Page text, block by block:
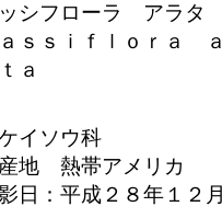
シフローラ アラタ
ａｓｓｉｆｌｏｒａ
ａ
ケイソウ科
地 熱帯アメリカ
日：平成２８年１２